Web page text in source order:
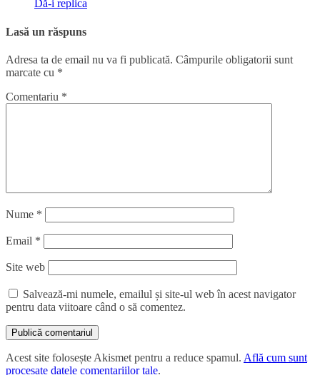
Dă-i replica
Lasă un răspuns
Adresa ta de email nu va fi publicată. Câmpurile obligatorii sunt
marcate cu *
Comentariu *
Nume *
Email *
Site web
Salvează-mi numele, emailul și site-ul web în acest navigator
pentru data viitoare când o să comentez.
Acest site folosește Akismet pentru a reduce spamul. Află cum sunt
procesate datele comentariilor tale.